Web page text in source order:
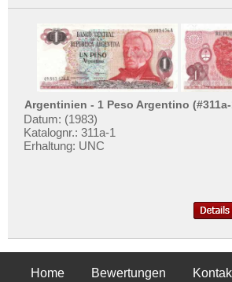
Argentinien - 1 Peso Argentino (#311a-
Datum: (1983)
Katalognr.: 311a-1
Erhaltung: UNC
Home Bewertungen